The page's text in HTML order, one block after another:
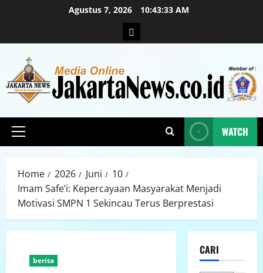
Agustus 7, 2026 10:43:35 AM
WATCH
Home 2026 Juni
10
Imam Safe’i: Kepercayaan Masyarakat Menjadi
Motivasi SMPN 1 Sekincau Terus Berprestasi
berita
CARI